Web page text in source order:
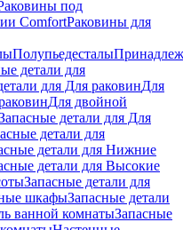
под
ComfortPаковины для
Полупьедесталы
детали для
для Для раковинДля
Для двойной
детали для Для
детали для
детали для Нижние
детали для Высокие
Запасные детали для
шкафыЗапасные детали
ванной комнатыЗапасные